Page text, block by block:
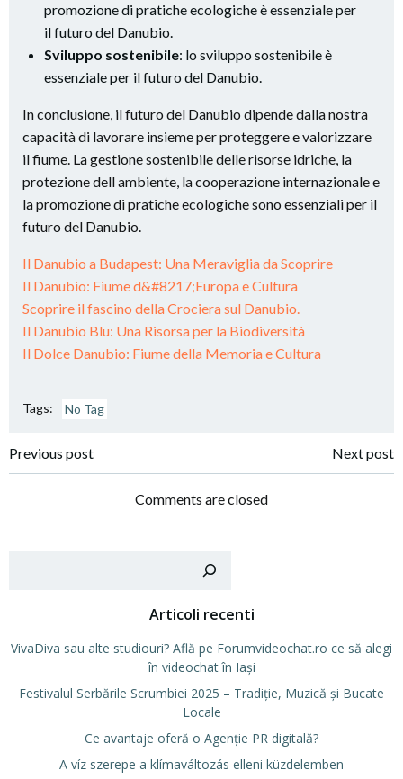
promozione di pratiche ecologiche è essenziale per
il futuro del Danubio.
Sviluppo sostenibile: lo sviluppo sostenibile è
essenziale per il futuro del Danubio.
In conclusione, il futuro del Danubio dipende dalla nostra
capacità di lavorare insieme per proteggere e valorizzare
il fiume. La gestione sostenibile delle risorse idriche, la
protezione dell ambiente, la cooperazione internazionale e
la promozione di pratiche ecologiche sono essenziali per il
futuro del Danubio.
Il Danubio a Budapest: Una Meraviglia da Scoprire
Il Danubio: Fiume d&#8217;Europa e Cultura
Scoprire il fascino della Crociera sul Danubio.
Il Danubio Blu: Una Risorsa per la Biodiversità
Il Dolce Danubio: Fiume della Memoria e Cultura
Tags: No Tag
Post
navigation
Previous post
navigation
Next post
Comments are closed
Articoli recenti
VivaDiva sau alte studiouri? Află pe Forumvideochat.ro ce să alegi
în videochat în Iași
Festivalul Serbările Scrumbiei 2025 – Tradiție, Muzică și Bucate
Locale
Ce avantaje oferă o Agenție PR digitală?
A víz szerepe a klímaváltozás elleni küzdelemben